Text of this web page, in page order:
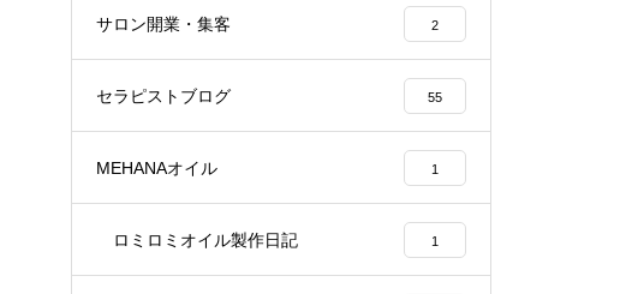
サロン開業・集客 2
セラピストブログ 55
MEHANAオイル 1
ロミロミオイル製作日記 1